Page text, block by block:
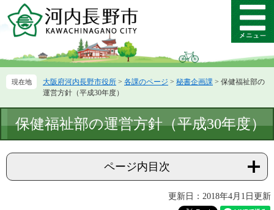
ー
先
ニ
を
て
メ
ニ
ー
大阪府河内長野市役所 > 各課のページ > 秘書企画課 > 保健福祉部の
運営方針（平成30年度）
文
保健福祉部の運営方針（平成30年度）
ページ内目次
更新日：2018年4月1日更新